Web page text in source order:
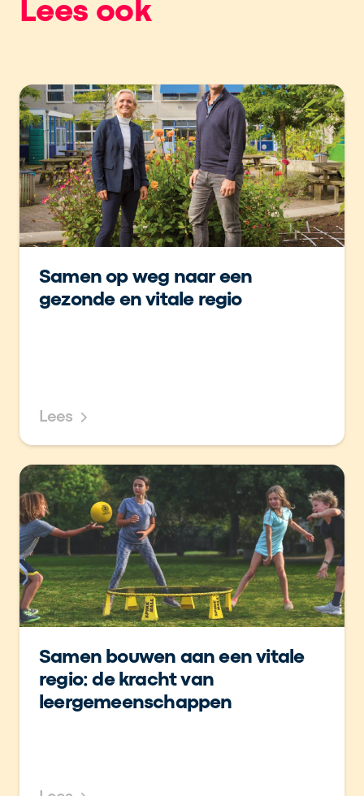
Lees ook
Samen op weg naar een
gezonde en vitale regio
Lees
Samen bouwen aan een vitale
regio: de kracht van
leergemeenschappen